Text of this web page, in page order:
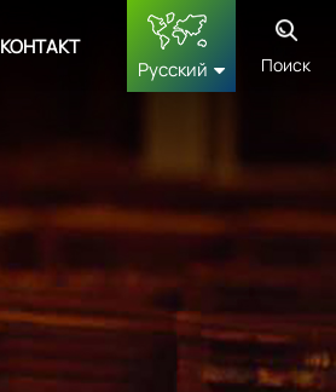
КОНТАКТ
Русский
français
Deutsch
русский
Поиск